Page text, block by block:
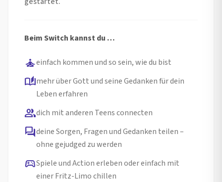
Beim Switch kannst du …
self_improvementeinfach kommen und so sein, wie du bist
auto_storiesmehr über Gott und seine Gedanken für dein
Leben erfahren
groupdich mit anderen Teens connecten
forumdeine Sorgen, Fragen und Gedanken teilen –
ohne gejudged zu werden
sports_esportsSpiele und Action erleben oder einfach mit
einer Fritz-Limo chillen